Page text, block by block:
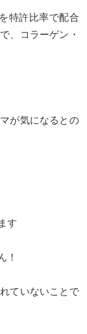
特許比率で配合
、コラーゲン・
が気になるとの
す
！
ていないことで